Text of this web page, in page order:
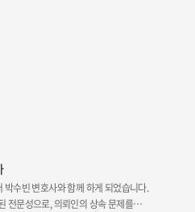
수빈 변호사와 함께 하게 되었습니다.
전문성으로, 의뢰인의 상속 문제를